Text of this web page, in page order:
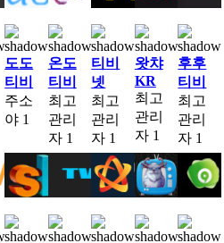
도도
티비
주소
야 1
온도
티비
최고
관리
자 1
티비
넷
최고
관리
자 1
왓챠
KR
최고
관리
자 1
후후
티비
최고
관리
자 1